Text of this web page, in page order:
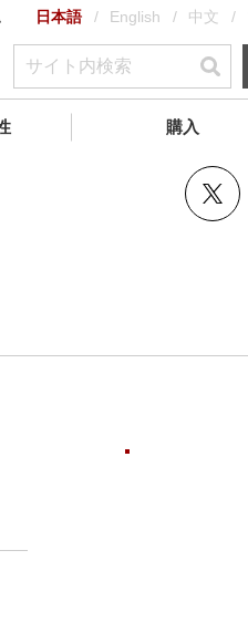
日本語 English 中文
購入